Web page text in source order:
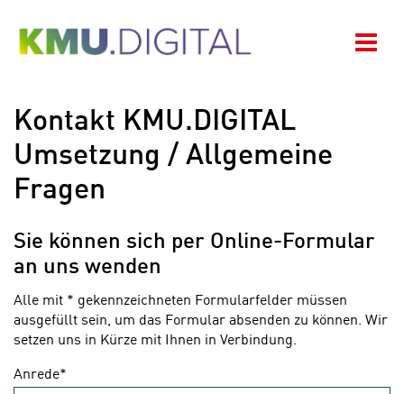
Kontakt KMU.DIGITAL
Umsetzung / Allgemeine
Fragen
Sie können sich per Online-Formular
an uns wenden
Alle mit * gekennzeichneten Formularfelder müssen
ausgefüllt sein, um das Formular absenden zu können. Wir
setzen uns in Kürze mit Ihnen in Verbindung.
Anrede*